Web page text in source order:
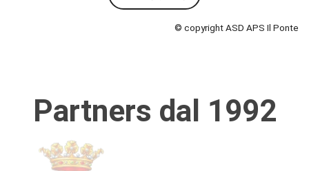
© copyright ASD APS Il Ponte
Partners dal 1992